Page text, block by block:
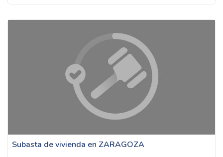
Subasta de vivienda en ZARAGOZA